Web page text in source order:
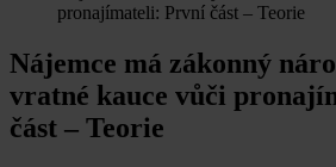
pronajímateli: První část – Teorie
Nájemce má zákonný
vratné kauce vůči
část – Teorie